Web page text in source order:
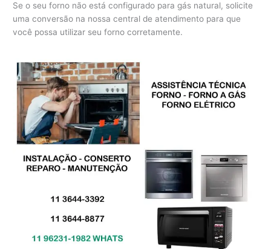
Se o seu forno não está configurado para gás natural, solicite
uma conversão na nossa central de atendimento para que
você possa utilizar seu forno corretamente.